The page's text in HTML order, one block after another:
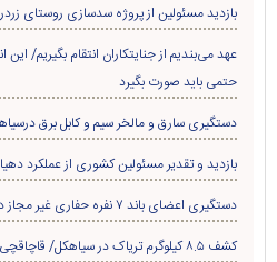
بازدید مسئولین از پروژه سدسازی روستای
عهد می‌بندیم از جنایتکاران انتقام بگیریم/
حتمی باید صورت بگیرد
دستگیری سارق و مالخر سیم و کابل برق
بازدید و تقدیر مسئولین کشوری از عملکرد
دستگیری اعضای باند ۷ نفره حفاری غير مجاز درسیاهکل
کشف ۸.۵ کیلوگرم تریاک در سیاهکل/ قاچاقچی مواد مخدر دستگیر شد